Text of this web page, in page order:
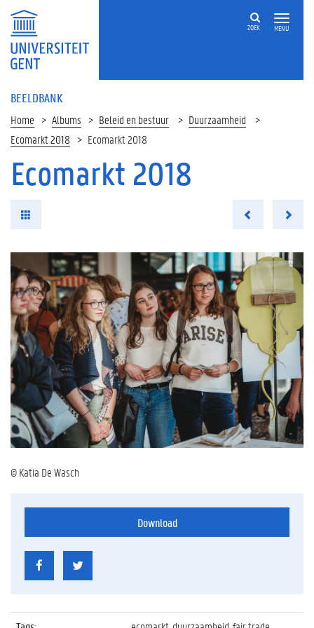
MENU
ZOEK
BEELDBANK
Home Albums Beleid en bestuur
Duurzaamheid
Ecomarkt 2018
Ecomarkt 2018
Ecomarkt 2018
© Katia De Wasch
Download